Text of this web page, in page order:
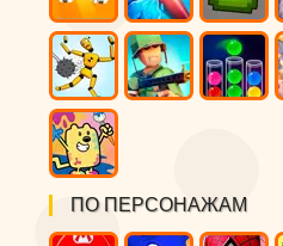
ПО ПЕРСОНАЖАМ